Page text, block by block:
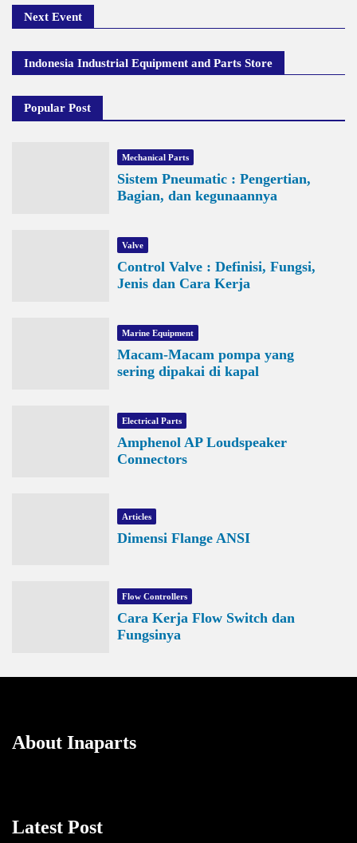
Next Event
Indonesia Industrial Equipment and Parts Store
Popular Post
Mechanical Parts
Sistem Pneumatic : Pengertian,
Bagian, dan kegunaannya
Valve
Control Valve : Definisi, Fungsi,
Jenis dan Cara Kerja
Marine Equipment
Macam-Macam pompa yang
sering dipakai di kapal
Electrical Parts
Amphenol AP Loudspeaker
Connectors
Articles
Dimensi Flange ANSI
Flow Controllers
Cara Kerja Flow Switch dan
Fungsinya
About Inaparts
Latest Post